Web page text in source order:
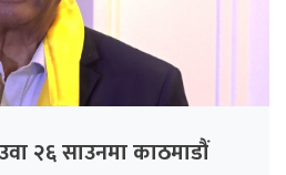
२६ साउनमा काठमाडौं